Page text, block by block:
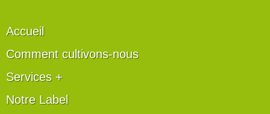
Accueil
Comment cultivons-nous
Services +
Notre Label